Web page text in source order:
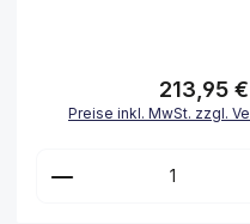
Regulärer
213,95 €
Preise inkl. MwSt. zzgl.
Produkt